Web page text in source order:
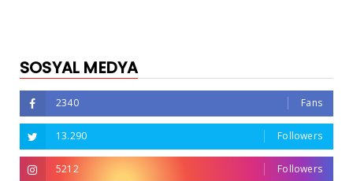
SOSYAL MEDYA
2340 Fans
13.290 Followers
5212 Followers